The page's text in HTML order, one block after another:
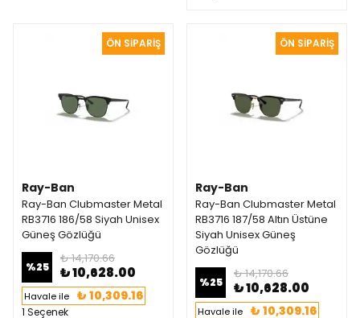
Ray-Ban
Ray-Ban Clubmaster Metal
RB3716 186/58 Siyah Unisex
Güneş Gözlüğü
%25
₺ 14,170.66
₺ 10,628.00
Havale ile ₺ 10,309.16
1 Seçenek
Ray-Ban
Ray-Ban Clubmaster Metal
RB3716 187/58 Altın Üstüne
Siyah Unisex Güneş
Gözlüğü
%25
₺ 14,170.66
₺ 10,628.00
Havale ile ₺ 10,309.16